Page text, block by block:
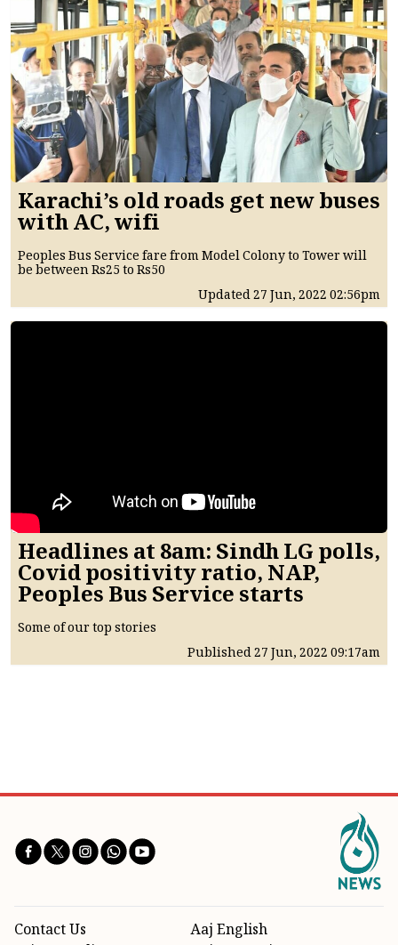
Karachi’s old roads get new buses
with AC, wifi
Peoples Bus Service fare from Model Colony to Tower will
be between Rs25 to Rs50
Updated27 Jun, 202202:56pm
Headlines at 8am: Sindh LG polls,
Covid positivity ratio, NAP,
Peoples Bus Service starts
Some of our top stories
Published27 Jun, 202209:17am
Aaj English
Contact Us